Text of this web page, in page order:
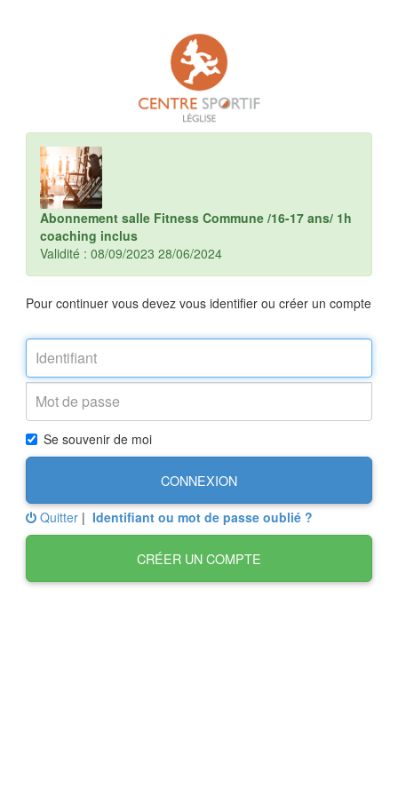
Abonnement salle Fitness Commune /16-17 ans/ 1h
coaching inclus
Validité : 08/09/2023 28/06/2024
Pour continuer vous devez vous identifier ou créer un compte
Se souvenir de moi
CONNEXION
Quitter | Identifiant ou mot de passe oublié ?
CRÉER UN COMPTE